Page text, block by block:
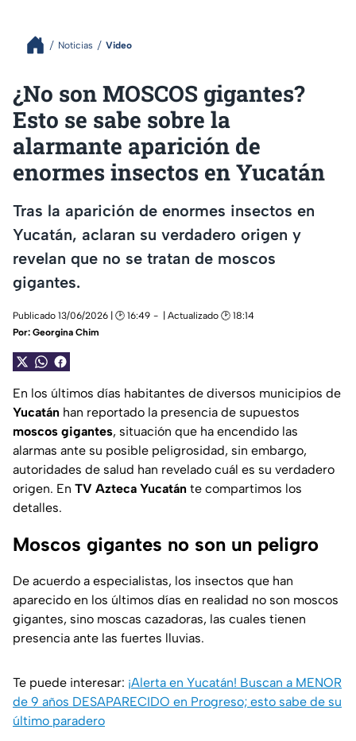
Noticias Video
¿No son MOSCOS gigantes?
Esto se sabe sobre la
alarmante aparición de
enormes insectos en Yucatán
Tras la aparición de enormes insectos en
Yucatán, aclaran su verdadero origen y
revelan que no se tratan de moscos
gigantes.
Publicado 13/06/2026 | 🕑 16:49
| Actualizado 🕑 18:14
Por: Georgina Chim
En los últimos días habitantes de diversos municipios de
Yucatán han reportado la presencia de supuestos
moscos gigantes, situación que ha encendido las
alarmas ante su posible peligrosidad, sin embargo,
autoridades de salud han revelado cuál es su verdadero
origen. En TV Azteca Yucatán te compartimos los
detalles.
Moscos gigantes no son un peligro
De acuerdo a especialistas, los insectos que han
aparecido en los últimos días en realidad no son moscos
gigantes, sino moscas cazadoras, las cuales tienen
presencia ante las fuertes lluvias.
Te puede interesar: ¡Alerta en Yucatán! Buscan a MENOR
de 9 años DESAPARECIDO en Progreso; esto sabe de su
último paradero